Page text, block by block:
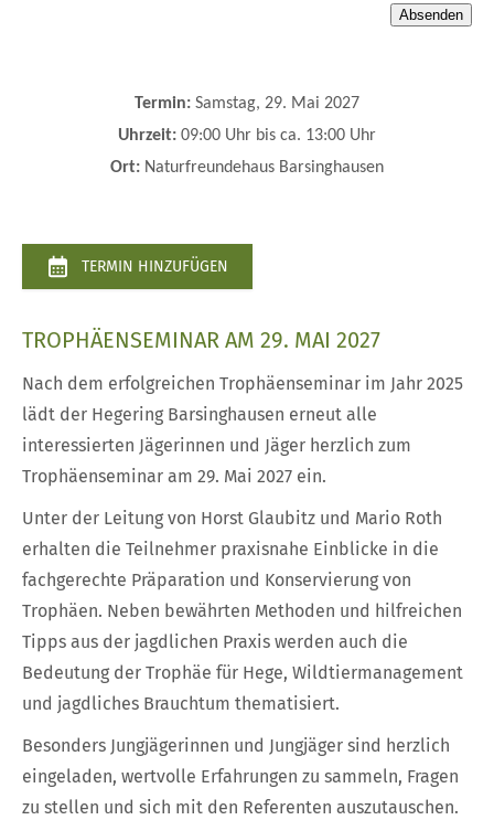
Termin: Samstag, 29. Mai 2027
Uhrzeit: 09:00 Uhr bis ca. 13:00 Uhr
Ort: Naturfreundehaus Barsinghausen
TERMIN HINZUFÜGEN
TROPHÄENSEMINAR AM 29. MAI 2027
Nach dem erfolgreichen Trophäenseminar im Jahr 2025
lädt der Hegering Barsinghausen erneut alle
interessierten Jägerinnen und Jäger herzlich zum
Trophäenseminar am 29. Mai 2027 ein.
Unter der Leitung von Horst Glaubitz und Mario Roth
erhalten die Teilnehmer praxisnahe Einblicke in die
fachgerechte Präparation und Konservierung von
Trophäen. Neben bewährten Methoden und hilfreichen
Tipps aus der jagdlichen Praxis werden auch die
Bedeutung der Trophäe für Hege, Wildtiermanagement
und jagdliches Brauchtum thematisiert.
Besonders Jungjägerinnen und Jungjäger sind herzlich
eingeladen, wertvolle Erfahrungen zu sammeln, Fragen
zu stellen und sich mit den Referenten auszutauschen.